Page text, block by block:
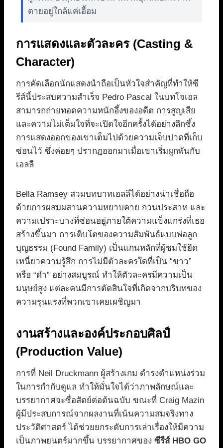
ตายอยู่ใกล้แค่เอื้อม
การแสดงและตัวละคร (Casting &
Character)
การคัดเลือกนักแสดงนำถือเป็นหัวใจสำคัญที่ทำให้ซี
รีส์นี้ประสบความสำเร็จ Pedro Pascal ในบทโจเอล
สามารถถ่ายทอดความหนักอึ้งของอดีต การสูญเสีย
และความไม่เต็มใจที่จะเปิดใจอีกครั้งได้อย่างลึกซึ้ง
การแสดงออกของเขาเต็มไปด้วยความเจ็บปวดที่เก็บ
ซ่อนไว้ ซึ่งค่อยๆ ปรากฏออกมาเมื่อเขาเริ่มผูกพันกับ
เอลลี
Bella Ramsey สวมบทบาทเอลลีได้อย่างน่าเชื่อถือ
ด้วยการผสมผสานความหยาบคาย กวนประสาท และ
ความเปราะบางที่ซ่อนอยู่ภายใต้ความแข็งแกร่งที่เธอ
สร้างขึ้นมา การเติบโตของความสัมพันธ์แบบพ่อลูก
บุญธรรม (Found Family) เป็นแกนหลักที่ผู้ชมใช้ยึด
เหนี่ยวความรู้สึก การไม่มีตัวละครใดที่เป็น “ขาว”
หรือ “ดำ” อย่างสมบูรณ์ ทำให้ตัวละครมีความเป็น
มนุษย์สูง แต่ละคนมีการตัดสินใจที่เกิดจากบริบทของ
ความรุนแรงที่พวกเขาเคยเผชิญมา
งานสร้างและองค์ประกอบศิลป์
(Production Value)
การที่ Neil Druckmann ผู้สร้างเกม ดำรงตำแหน่งร่วม
ในการกำกับดูแล ทำให้มั่นใจได้ว่าภาพลักษณ์และ
บรรยากาศจะซื่อสัตย์ต่อต้นฉบับ ขณะที่ Craig Mazin
ผู้มีประสบการณ์จากผลงานที่เน้นความสมจริงทาง
ประวัติศาสตร์ ได้ช่วยยกระดับการเล่าเรื่องให้มีความ
เป็นภาพยนตร์มากขึ้น บรรยากาศของ ซีรีส์ HBO GO